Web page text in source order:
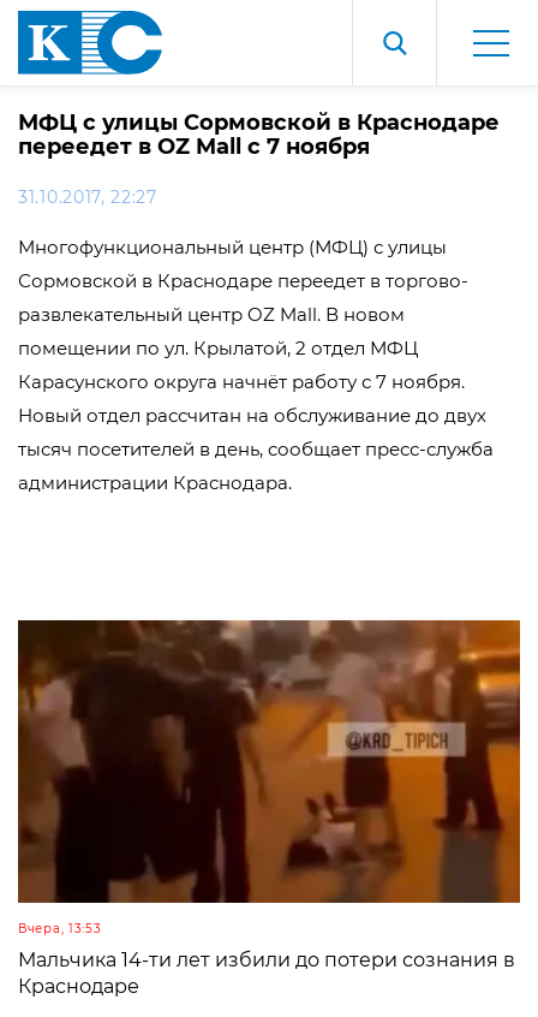
МФЦ с улицы Сормовской в Краснодаре
переедет в OZ Mall с 7 ноября
31.10.2017, 22:27
Многофункциональный центр (МФЦ) с улицы
Сормовской в Краснодаре переедет в торгово-
развлекательный центр OZ Mall. В новом
помещении по ул. Крылатой, 2 отдел МФЦ
Карасунского округа начнёт работу с 7 ноября.
Новый отдел рассчитан на обслуживание до двух
тысяч посетителей в день, сообщает пресс-служба
администрации Краснодара.
Вчера, 13:53
Мальчика 14-ти лет избили до потери сознания в
Краснодаре